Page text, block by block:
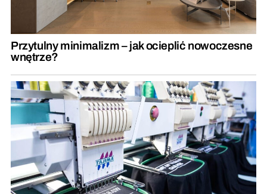
Przytulny minimalizm – jak ocieplić nowoczesne
wnętrze?